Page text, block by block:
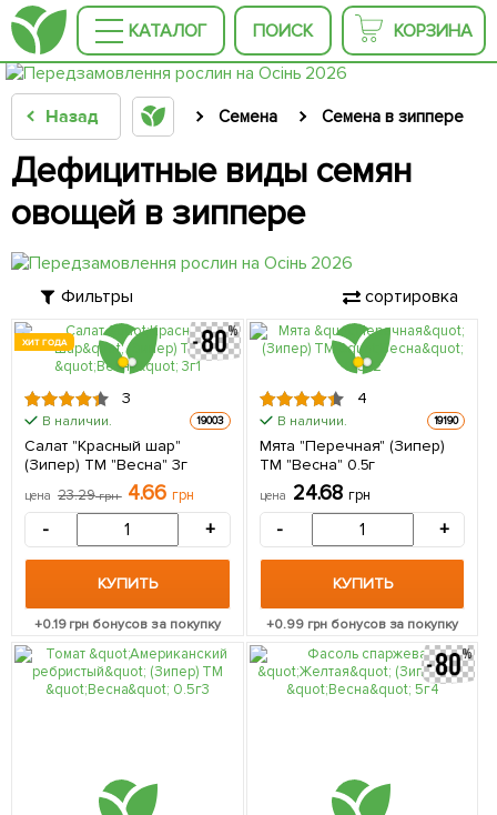
КАТАЛОГ ПОИСК КОРЗИНА
Назад Семена Семена в зиппере
Дефицитные виды семян
овощей в зиппере
Фильтры сортировка
ХИТ ГОДА
3
В наличии. 19003
Салат "Красный шар"
(Зипер) ТМ "Весна" 3г
цена 23.29грн 4.66 грн
- +
КУПИТЬ
+0.19грн бонусов за покупку
4
В наличии. 19190
Мята "Перечная" (Зипер)
ТМ "Весна" 0.5г
цена 24.68 грн
- +
КУПИТЬ
+0.99грн бонусов за покупку